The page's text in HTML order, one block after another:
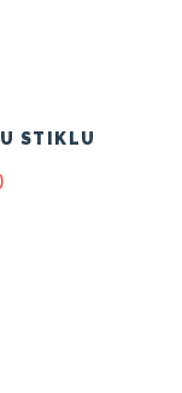
STIKLU
Current